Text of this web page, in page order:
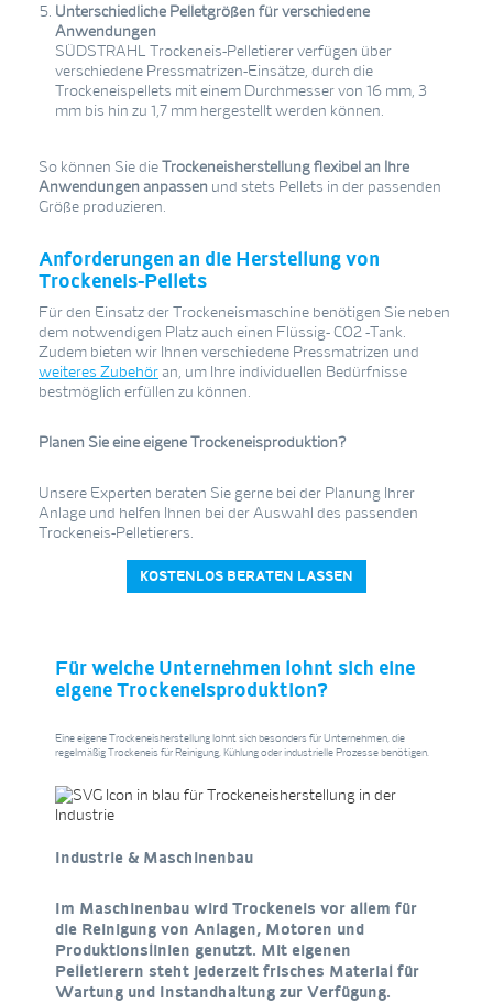
Unterschiedliche Pelletgrößen für verschiedene
Anwendungen
SÜDSTRAHL Trockeneis-Pelletierer verfügen über
verschiedene Pressmatrizen-Einsätze, durch die
Trockeneispellets mit einem Durchmesser von 16 mm, 3
mm bis hin zu 1,7 mm hergestellt werden können.
So können Sie dieTrockeneisherstellung flexibel an Ihre
Anwendungen anpassen und stets Pellets in der passenden
Größe produzieren.
Anforderungen an die Herstellung von
Trockeneis-Pellets
Für den Einsatz der Trockeneismaschine benötigen Sie neben
dem notwendigen Platz auch einen Flüssig- CO2 -Tank.
Zudem bieten wir Ihnen verschiedene Pressmatrizen und
weiteres Zubehör an, um Ihre individuellen Bedürfnisse
bestmöglich erfüllen zu können.
Planen Sie eine eigene Trockeneisproduktion?
Unsere Experten beraten Sie gerne bei der Planung Ihrer
Anlage und helfen Ihnen bei der Auswahl des passenden
Trockeneis-Pelletierers.
KOSTENLOS BERATEN LASSEN
Für welche Unternehmen lohnt sich eine
eigene Trockeneisproduktion?
Eine eigene Trockeneisherstellung lohnt sich besonders für Unternehmen, die
regelmäßig Trockeneis für Reinigung, Kühlung oder industrielle Prozesse benötigen.
Industrie & Maschinenbau
Im Maschinenbau wird Trockeneis vor allem für
die Reinigung von Anlagen, Motoren und
Produktionslinien genutzt. Mit eigenen
Pelletierern steht jederzeit frisches Material für
Wartung und Instandhaltung zur Verfügung.